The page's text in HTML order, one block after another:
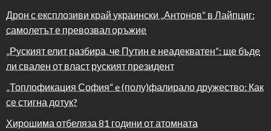
Дрон с експлозиви край украински „Антонов“ в Лайпциг:
самолетът е превозвал оръжие
„Руският елит разбира, че Путин е неадекватен“: ще бъде
ли свален от власт руският президент
„Топлофикация София“ e (полу)фалирало дружество: Как
се стигна дотук?
Хирошима отбеляза 81 години от атомната